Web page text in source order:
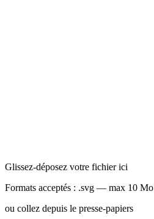
Glissez-déposez votre fichier ici
Formats acceptés : .svg — max 10 Mo
ou collez depuis le presse-papiers